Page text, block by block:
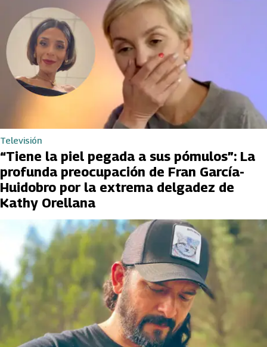
Televisión
“Tiene la piel pegada a sus pómulos”: La
profunda preocupación de Fran García-
Huidobro por la extrema delgadez de
Kathy Orellana